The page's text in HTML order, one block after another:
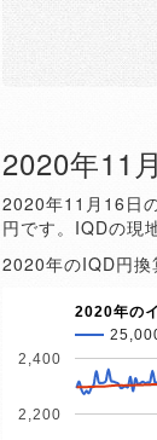
2020年11
2020年11月16日
円です。IQDの現
2020年のIQD円換
2020年の
2,200
2,400